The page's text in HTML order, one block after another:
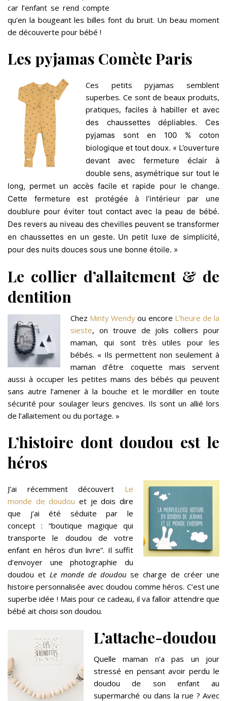
car l’enfant se rend compte
qu’en la bougeant les billes font du bruit. Un beau moment
de découverte pour bébé !
Les pyjamas Comète Paris
Ces petits pyjamas semblent
superbes. Ce sont de beaux produits,
pratiques, faciles à habiller et avec
des chaussettes dépliables. Ces
pyjamas sont en 100 % coton
biologique et tout doux. « L’ouverture
devant avec fermeture éclair à
double sens, asymétrique sur tout le
long, permet un accès facile et rapide pour le change.
Cette fermeture est protégée à l’intérieur par une
doublure pour éviter tout contact avec la peau de bébé.
Des revers au niveau des chevilles peuvent se transformer
en chaussettes en un geste. Un petit luxe de simplicité,
pour des nuits douces sous une bonne étoile. »
Le collier d’allaitement & de
dentition
Chez Minty Wendy ou encore L’heure de la
sieste, on trouve de jolis colliers pour
maman, qui sont très utiles pour les
bébés. « Ils permettent non seulement à
maman d’être coquette mais servent
aussi à occuper les petites mains des bébés qui peuvent
sans autre l’amener à la bouche et le mordiller en toute
sécurité pour soulager leurs gencives. Ils sont un allié lors
de l’allaitement ou du portage. »
L’histoire dont doudou est le
héros
J’ai récemment découvert Le
monde de doudou et je dois dire
que j’ai été séduite par le
concept : “boutique magique qui
transporte le doudou de votre
enfant en héros d’un livre”. Il suffit
d’envoyer une photographie du
doudou et Le monde de doudou se charge de créer une
histoire personnalisée avec doudou comme héros. C’est une
superbe idée ! Mais pour ce cadeau, il va falloir attendre que
bébé ait choisi son doudou.
L’attache-doudou
Quelle maman n’a pas un jour
stressé en pensant avoir perdu le
doudou de son enfant au
supermarché ou dans la rue ? Avec